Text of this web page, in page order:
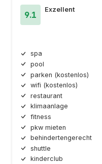
9.1
Exzellent
spa
pool
parken (kostenlos)
wifi (kostenlos)
restaurant
klimaanlage
fitness
pkw mieten
behindertengerecht
shuttle
kinderclub